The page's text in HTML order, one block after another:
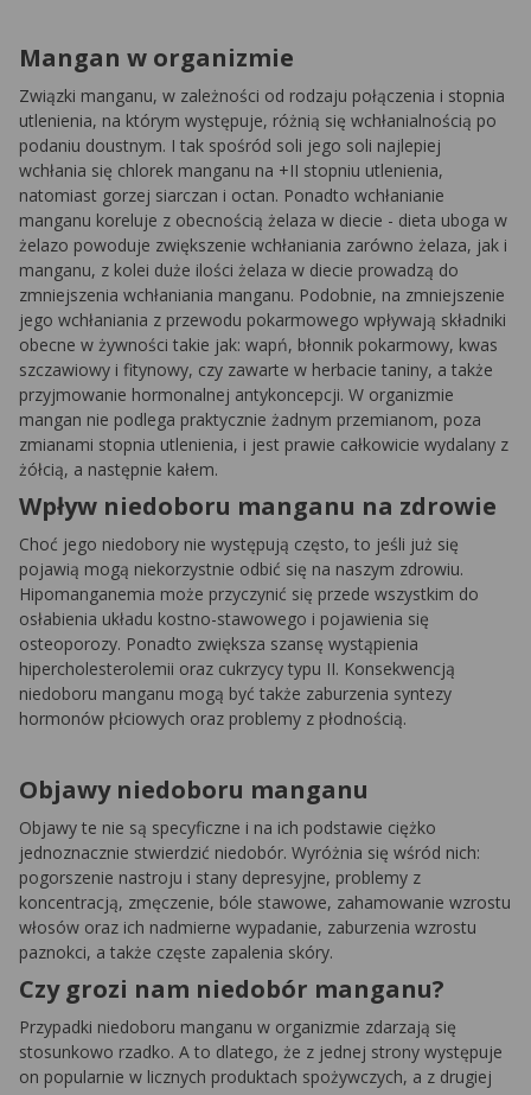
Mangan w organizmie
Związki manganu, w zależności od rodzaju połączenia i stopnia
utlenienia, na którym występuje, różnią się wchłanialnością po
podaniu doustnym. I tak spośród soli jego soli najlepiej
wchłania się chlorek manganu na +II stopniu utlenienia,
natomiast gorzej siarczan i octan. Ponadto wchłanianie
manganu koreluje z obecnością żelaza w diecie - dieta uboga w
żelazo powoduje zwiększenie wchłaniania zarówno żelaza, jak i
manganu, z kolei duże ilości żelaza w diecie prowadzą do
zmniejszenia wchłaniania manganu. Podobnie, na zmniejszenie
jego wchłaniania z przewodu pokarmowego wpływają składniki
obecne w żywności takie jak: wapń, błonnik pokarmowy, kwas
szczawiowy i fitynowy, czy zawarte w herbacie taniny, a także
przyjmowanie hormonalnej antykoncepcji. W organizmie
mangan nie podlega praktycznie żadnym przemianom, poza
zmianami stopnia utlenienia, i jest prawie całkowicie wydalany z
żółcią, a następnie kałem.
Wpływ niedoboru manganu na zdrowie
Choć jego niedobory nie występują często, to jeśli już się
pojawią mogą niekorzystnie odbić się na naszym zdrowiu.
Hipomanganemia może przyczynić się przede wszystkim do
osłabienia układu kostno-stawowego i pojawienia się
osteoporozy. Ponadto zwiększa szansę wystąpienia
hipercholesterolemii oraz cukrzycy typu II. Konsekwencją
niedoboru manganu mogą być także zaburzenia syntezy
hormonów płciowych oraz problemy z płodnością.
Objawy niedoboru manganu
Objawy te nie są specyficzne i na ich podstawie ciężko
jednoznacznie stwierdzić niedobór. Wyróżnia się wśród nich:
pogorszenie nastroju i stany depresyjne, problemy z
koncentracją, zmęczenie, bóle stawowe, zahamowanie wzrostu
włosów oraz ich nadmierne wypadanie, zaburzenia wzrostu
paznokci, a także częste zapalenia skóry.
Czy grozi nam niedobór manganu?
Przypadki niedoboru manganu w organizmie zdarzają się
stosunkowo rzadko. A to dlatego, że z jednej strony występuje
on popularnie w licznych produktach spożywczych, a z drugiej